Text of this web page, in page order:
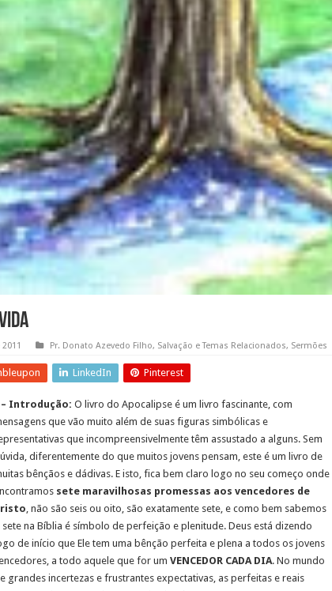
Pr. Donato Azevedo Filho, Salvação e Temas Relacionados, Sermões
LinkedIn Pinterest
Introdução: O livro do Apocalipse é um livro fascinante, com
que vão muito além de suas figuras simbólicas e
que incompreensivelmente têm assustado a alguns. Sem
diferentemente do que muitos jovens pensam, este é um livro de
bênçãos e dádivas. E isto, fica bem claro logo no seu começo onde
sete maravilhosas promessas aos vencedores de
, não são seis ou oito, são exatamente sete, e como bem sabemos
sete na Bíblia é símbolo de perfeição e plenitude. Deus está dizendo
de início que Ele tem uma bênção perfeita e plena a todos os jovens
a todo aquele que for um VENCEDOR CADA DIA. No mundo
grandes incertezas e frustrantes expectativas, as perfeitas e reais